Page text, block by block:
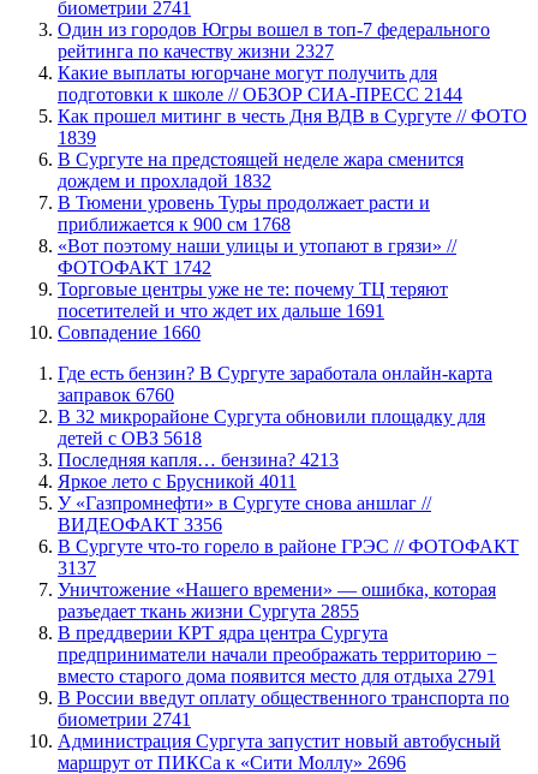
биометрии 2741
Один из городов Югры вошел в топ-7 федерального
рейтинга по качеству жизни 2327
Какие выплаты югорчане могут получить для
подготовки к школе // ОБЗОР СИА-ПРЕСС 2144
Как прошел митинг в честь Дня ВДВ в Сургуте // ФОТО
1839
В Сургуте на предстоящей неделе жара сменится
дождем и прохладой 1832
В Тюмени уровень Туры продолжает расти и
приближается к 900 см 1768
«Вот поэтому наши улицы и утопают в грязи» //
ФОТОФАКТ 1742
Торговые центры уже не те: почему ТЦ теряют
посетителей и что ждет их дальше 1691
​Совпадение 1660
​Где есть бензин? В Сургуте заработала онлайн-карта
заправок 6760
В 32 микрорайоне Сургута обновили площадку для
детей с ОВЗ 5618
​Последняя капля… бензина? 4213
Яркое лето с Брусникой 4011
У «Газпромнефти» в Сургуте снова аншлаг //
ВИДЕОФАКТ 3356
​В Сургуте что-то горело в районе ГРЭС // ФОТОФАКТ
3137
​Уничтожение «Нашего времени» — ошибка, которая
разъедает ткань жизни Сургута 2855
​В преддверии КРТ ядра центра Сургута
предприниматели начали преображать территорию −
вместо старого дома появится место для отдыха 2791
В России введут оплату общественного транспорта по
биометрии 2741
​Администрация Сургута запустит новый автобусный
маршрут от ПИКСа к «Сити Моллу» 2696